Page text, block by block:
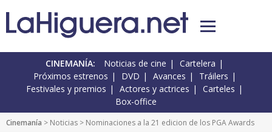
CINEMANÍA: Noticias de cine
Cartelera
Próximos estrenos
DVD Avances
Tráilers
Festivales y premios
Actores y actrices
Carteles
Box-office
Cinemanía > Noticias > Nominaciones a la 21 edicion de los PGA Awards